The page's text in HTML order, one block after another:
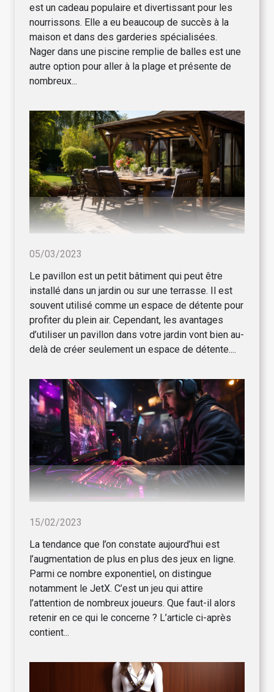
est un cadeau populaire et divertissant pour les
nourrissons. Elle a eu beaucoup de succès à la
maison et dans des garderies spécialisées.
Nager dans une piscine remplie de balles est une
autre option pour aller à la plage et présente de
nombreux...
05/03/2023
Le pavillon est un petit bâtiment qui peut être
installé dans un jardin ou sur une terrasse. Il est
souvent utilisé comme un espace de détente pour
profiter du plein air. Cependant, les avantages
d’utiliser un pavillon dans votre jardin vont bien au-
delà de créer seulement un espace de détente....
15/02/2023
La tendance que l’on constate aujourd’hui est
l’augmentation de plus en plus des jeux en ligne.
Parmi ce nombre exponentiel, on distingue
notamment le JetX. C’est un jeu qui attire
l’attention de nombreux joueurs. Que faut-il alors
retenir en ce qui le concerne ? L’article ci-après
contient...